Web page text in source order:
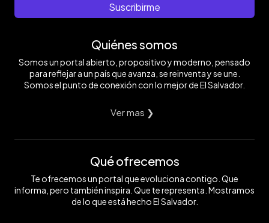
Suscribirme
Quiénes somos
Somos un portal abierto, propositivo y moderno, pensado
para reflejar a un país que avanza, se reinventa y se une.
Somos el punto de conexión con lo mejor de El Salvador.
Ver mas ❯
Qué ofrecemos
Te ofrecemos un portal que evoluciona contigo. Que
informa, pero también inspira. Que te representa. Mostramos
de lo que está hecho El Salvador.